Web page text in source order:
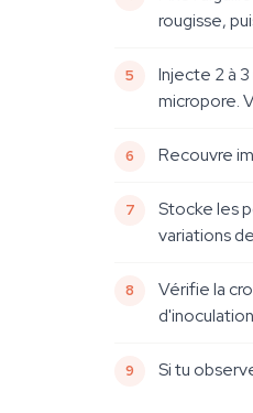
rougisse,
Injecte 2 à
micropore.
Recouvre
Stocke les
variations
Vérifie la
Si tu